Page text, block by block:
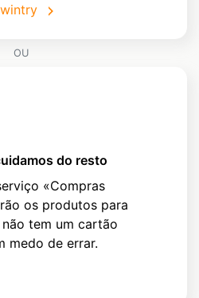
OU
do resto
«Compras
os produtos para
tem um cartão
medo de errar.